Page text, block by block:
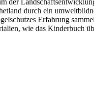
der
durch ein
Erfahrung
wie das Kinderbuch